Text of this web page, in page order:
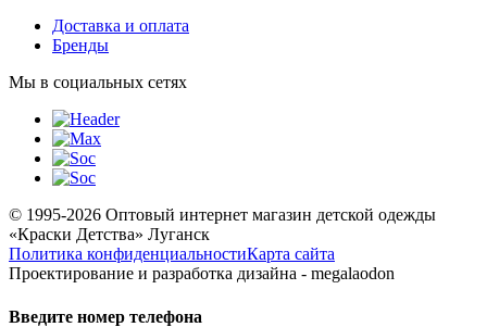
Доставка и оплата
Бренды
Мы в социальных сетях
© 1995-2026 Оптовый интернет магазин детской одежды
«Краски Детства» Луганск
Политика конфиденциальностиКарта сайта
Проектирование и разработка дизайна - megalaodon
Введите номер телефона